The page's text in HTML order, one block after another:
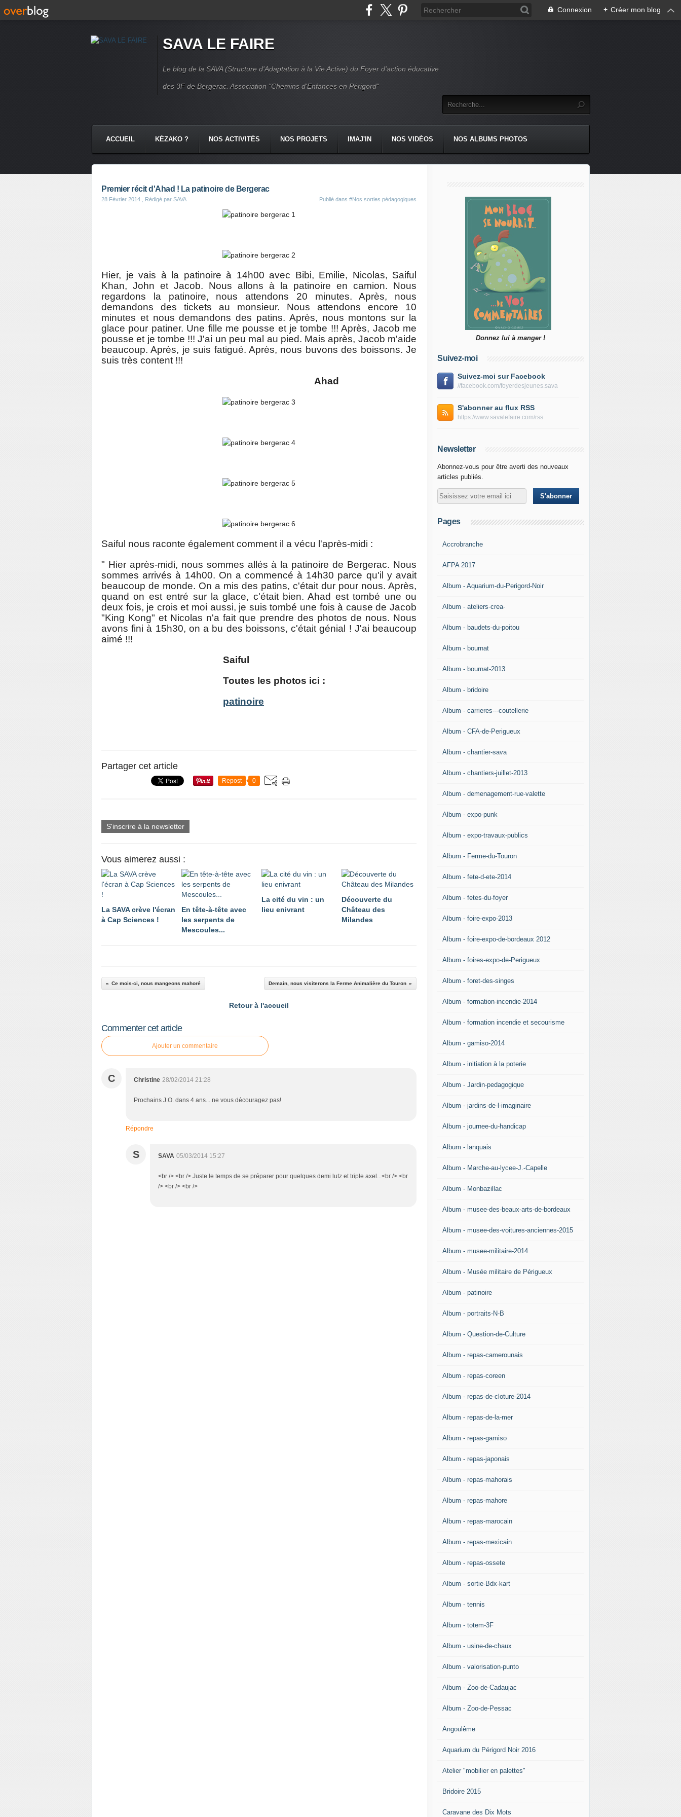
Connexion + Créer mon blog
SAVA LE FAIRE
Le blog de la SAVA (Structure d'Adaptation à la Vie Active) du Foyer d'action éducative
des 3F de Bergerac. Association "Chemins d'Enfances en Périgord"
ACCUEIL KÉZAKO ? NOS ACTIVITÉS NOS PROJETS IMAJ'IN NOS VIDÉOS NOS ALBUMS PHOTOS
Premier récit d'Ahad ! La patinoire de Bergerac
28 Février 2014 , Rédigé par SAVA Publié dans #Nos sorties pédagogiques
Hier, je vais à la patinoire à 14h00 avec Bibi, Emilie, Nicolas, Saiful
Khan, John et Jacob. Nous allons à la patinoire en camion. Nous
regardons la patinoire, nous attendons 20 minutes. Après, nous
demandons des tickets au monsieur. Nous attendons encore 10
minutes et nous demandons des patins. Après, nous montons sur la
glace pour patiner. Une fille me pousse et je tombe !!! Après, Jacob me
pousse et je tombe !!! J'ai un peu mal au pied. Mais après, Jacob m'aide
beaucoup. Après, je suis fatigué. Après, nous buvons des boissons. Je
suis très content !!!
Ahad
Saiful nous raconte également comment il a vécu l'après-midi :
" Hier après-midi, nous sommes allés à la patinoire de Bergerac. Nous
sommes arrivés à 14h00. On a commencé à 14h30 parce qu'il y avait
beaucoup de monde. On a mis des patins, c'était dur pour nous. Après,
quand on est entré sur la glace, c'était bien. Ahad est tombé une ou
deux fois, je crois et moi aussi, je suis tombé une fois à cause de Jacob
"King Kong" et Nicolas n'a fait que prendre des photos de nous. Nous
avons fini à 15h30, on a bu des boissons, c'était génial ! J'ai beaucoup
aimé !!!
Saiful
Toutes les photos ici :
patinoire
Partager cet article
Repost 0
S'inscrire à la newsletter
Vous aimerez aussi :
La SAVA crève l'écran
à Cap Sciences !
En tête-à-tête avec
les serpents de
Mescoules...
La cité du vin : un
lieu enivrant
Découverte du
Château des
Milandes
Ce mois-ci, nous mangeons mahoré Demain, nous visiterons la Ferme Animalière du Touron
Retour à l'accueil
Commenter cet article
Ajouter un commentaire
C Christine 28/02/2014 21:28
Prochains J.O. dans 4 ans... ne vous découragez pas!
Répondre
S SAVA 05/03/2014 15:27
<br /> <br /> Juste le temps de se préparer pour quelques demi lutz et triple axel...<br /> <br
/> <br /> <br />
Donnez lui à manger !
Suivez-moi
Suivez-moi sur Facebook
//facebook.com/foyerdesjeunes.sava
S'abonner au flux RSS
https://www.savalefaire.com/rss
Newsletter
Abonnez-vous pour être averti des nouveaux
articles publiés.
Pages
Accrobranche
AFPA 2017
Album - Aquarium-du-Perigord-Noir
Album - ateliers-crea-
Album - baudets-du-poitou
Album - bournat
Album - bournat-2013
Album - bridoire
Album - carrieres---coutellerie
Album - CFA-de-Perigueux
Album - chantier-sava
Album - chantiers-juillet-2013
Album - demenagement-rue-valette
Album - expo-punk
Album - expo-travaux-publics
Album - Ferme-du-Touron
Album - fete-d-ete-2014
Album - fetes-du-foyer
Album - foire-expo-2013
Album - foire-expo-de-bordeaux 2012
Album - foires-expo-de-Perigueux
Album - foret-des-singes
Album - formation-incendie-2014
Album - formation incendie et secourisme
Album - gamiso-2014
Album - initiation à la poterie
Album - Jardin-pedagogique
Album - jardins-de-l-imaginaire
Album - journee-du-handicap
Album - lanquais
Album - Marche-au-lycee-J.-Capelle
Album - Monbazillac
Album - musee-des-beaux-arts-de-bordeaux
Album - musee-des-voitures-anciennes-2015
Album - musee-militaire-2014
Album - Musée militaire de Périgueux
Album - patinoire
Album - portraits-N-B
Album - Question-de-Culture
Album - repas-camerounais
Album - repas-coreen
Album - repas-de-cloture-2014
Album - repas-de-la-mer
Album - repas-gamiso
Album - repas-japonais
Album - repas-mahorais
Album - repas-mahore
Album - repas-marocain
Album - repas-mexicain
Album - repas-ossete
Album - sortie-Bdx-kart
Album - tennis
Album - totem-3F
Album - usine-de-chaux
Album - valorisation-punto
Album - Zoo-de-Cadaujac
Album - Zoo-de-Pessac
Angoulême
Aquarium du Périgord Noir 2016
Atelier "mobilier en palettes"
Bridoire 2015
Caravane des Dix Mots